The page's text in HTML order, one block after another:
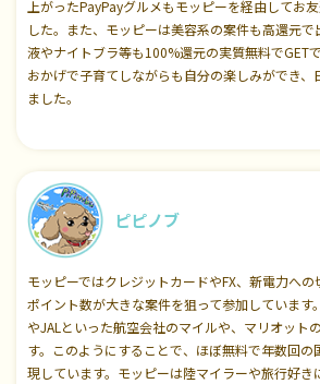
上がったPayPayグルメもモッピーを経由してお
した。また、モッピーは美容系の案件も高還元
液やナイトブラ等も100%還元の実質無料でGET
おかげで子育てしながらも自分の楽しみができ、
ました。
ピピノブ
モッピーではクレジットカードやFX、新電力へ
ポイント数が大きな案件を狙って参加しています
やJALといった航空会社のマイルや、マリオット
す。このようにすることで、ほぼ無料で年数回
現しています。モッピーは陸マイラーや旅行好き